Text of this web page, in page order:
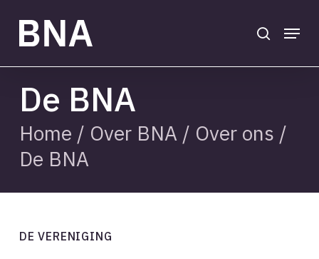
main
Menu
De BNA
Home / Over BNA / Over ons /
De BNA
DE VERENIGING
Close